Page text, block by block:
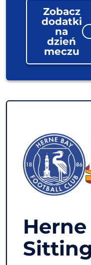
Zobacz
dodatki
na
dzień
meczu